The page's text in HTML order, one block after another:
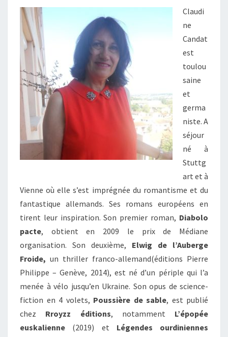
Claudi
ne
Candat
est
toulou
saine
et
germa
niste. A
séjour
né à
Stuttg
art et à
Vienne où elle s’est imprégnée du romantisme et du
fantastique allemands. Ses romans européens en
tirent leur inspiration. Son premier roman, Diabolo
pacte, obtient en 2009 le prix de Médiane
organisation. Son deuxième, Elwig de l’Auberge
Froide, un thriller franco-allemand(éditions Pierre
Philippe – Genève, 2014), est né d’un périple qui l’a
menée à vélo jusqu’en Ukraine. Son opus de science-
fiction en 4 volets, Poussière de sable, est publié
chez Rroyzz éditions, notamment L’épopée
euskalienne (2019) et Légendes ourdiniennes